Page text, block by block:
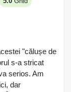
dar nu
un drum
de fluide cum
asistentul
siguranță
astăzi. În
"călușe de
s-a stricat
serios. Am
dar